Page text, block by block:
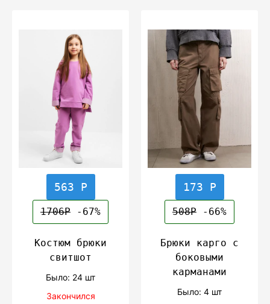
563 Р
1706Р -67%
Костюм брюки
свитшот
Было: 24 шт
Закончился
173 Р
508Р -66%
Брюки карго с
боковыми
карманами
Было: 4 шт